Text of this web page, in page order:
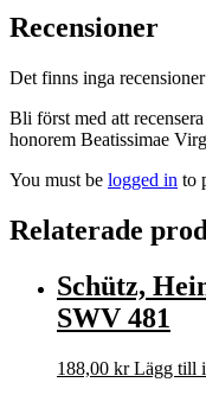
Recensioner
Det finns inga
Bli först med att
honorem Beatissimae
You must be logged in to
Relaterade
Schütz,
SWV 481
188,00 kr Lägg till